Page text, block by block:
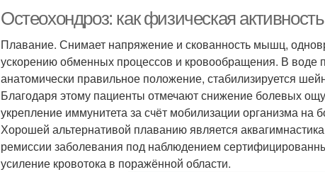
остеохондрозе
остеохондрозе
Физиотерапия при
грудном остеохондрозе
Шейный остеохондроз
Гимнастика при
остеохондрозе
Гимнастика при шейном
остеохондрозе
Остеохондроз: как физическая
Плавание. Снимает напряжение и скованность мышц,
ускорению обменных процессов и кровообращения. В воде
анатомически правильное положение, стабилизируется
Благодаря этому пациенты отмечают снижение болевых
укрепление иммунитета за счёт мобилизации организма на
Хорошей альтернативой плаванию является
ремиссии заболевания под наблюдением
усиление кровотока в поражённой области.